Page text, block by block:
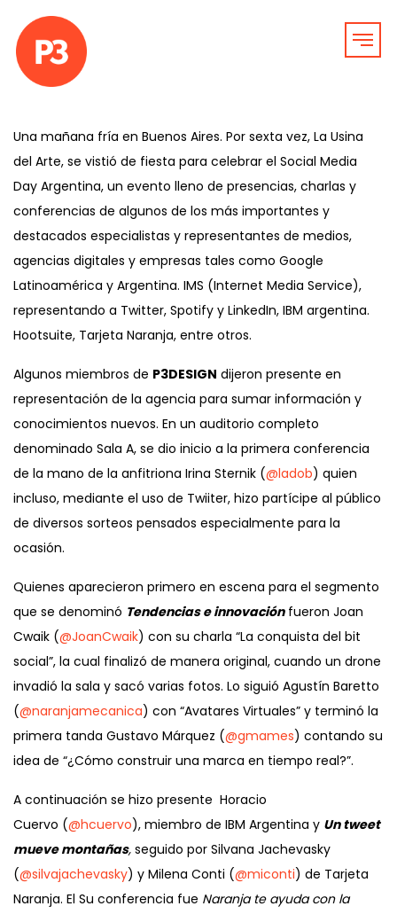
Una mañana fría en Buenos Aires. Por sexta vez, La Usina
del Arte, se vistió de fiesta para celebrar el Social Media
Day Argentina, un evento lleno de presencias, charlas y
conferencias de algunos de los más importantes y
destacados especialistas y representantes de medios,
agencias digitales y empresas tales como Google
Latinoamérica y Argentina. IMS (Internet Media Service),
representando a Twitter, Spotify y LinkedIn, IBM argentina.
Hootsuite, Tarjeta Naranja, entre otros.
Algunos miembros de P3DESIGN dijeron presente en
representación de la agencia para sumar información y
conocimientos nuevos. En un auditorio completo
denominado Sala A, se dio inicio a la primera conferencia
de la mano de la anfitriona Irina Sternik (@ladob) quien
incluso, mediante el uso de Twiiter, hizo partícipe al público
de diversos sorteos pensados especialmente para la
ocasión.
Quienes aparecieron primero en escena para el segmento
que se denominó Tendencias e innovaciónfueron Joan
Cwaik (@JoanCwaik) con su charla “La conquista del bit
social”, la cual finalizó de manera original, cuando un drone
invadió la sala y sacó varias fotos. Lo siguió Agustín Baretto
(@naranjamecanica) con “Avatares Virtuales” y terminó la
primera tanda Gustavo Márquez (@gmames) contando su
idea de “¿Cómo construir una marca en tiempo real?”.
A continuación se hizo presente Horacio
Cuervo (@hcuervo), miembro de IBM Argentina y Un tweet
mueve montañas, seguido por Silvana Jachevasky
(@silvajachevasky) y Milena Conti (@miconti) de Tarjeta
Naranja. El Su conferencia fue Naranja te ayuda con la